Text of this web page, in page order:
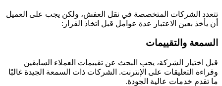
تتعدد الشركات المتخصصة في نقل العفش، ولكن يجب على العميل
أن يأخذ بعين الاعتبار عدة عوامل قبل اتخاذ القرار:
السمعة والتقييمات
قبل اختيار الشركة، يجب البحث عن تقييمات العملاء السابقين
وقراءة التعليقات على الإنترنت. الشركات ذات السمعة الجيدة غالبًا
ما تقدم خدمات عالية الجودة.